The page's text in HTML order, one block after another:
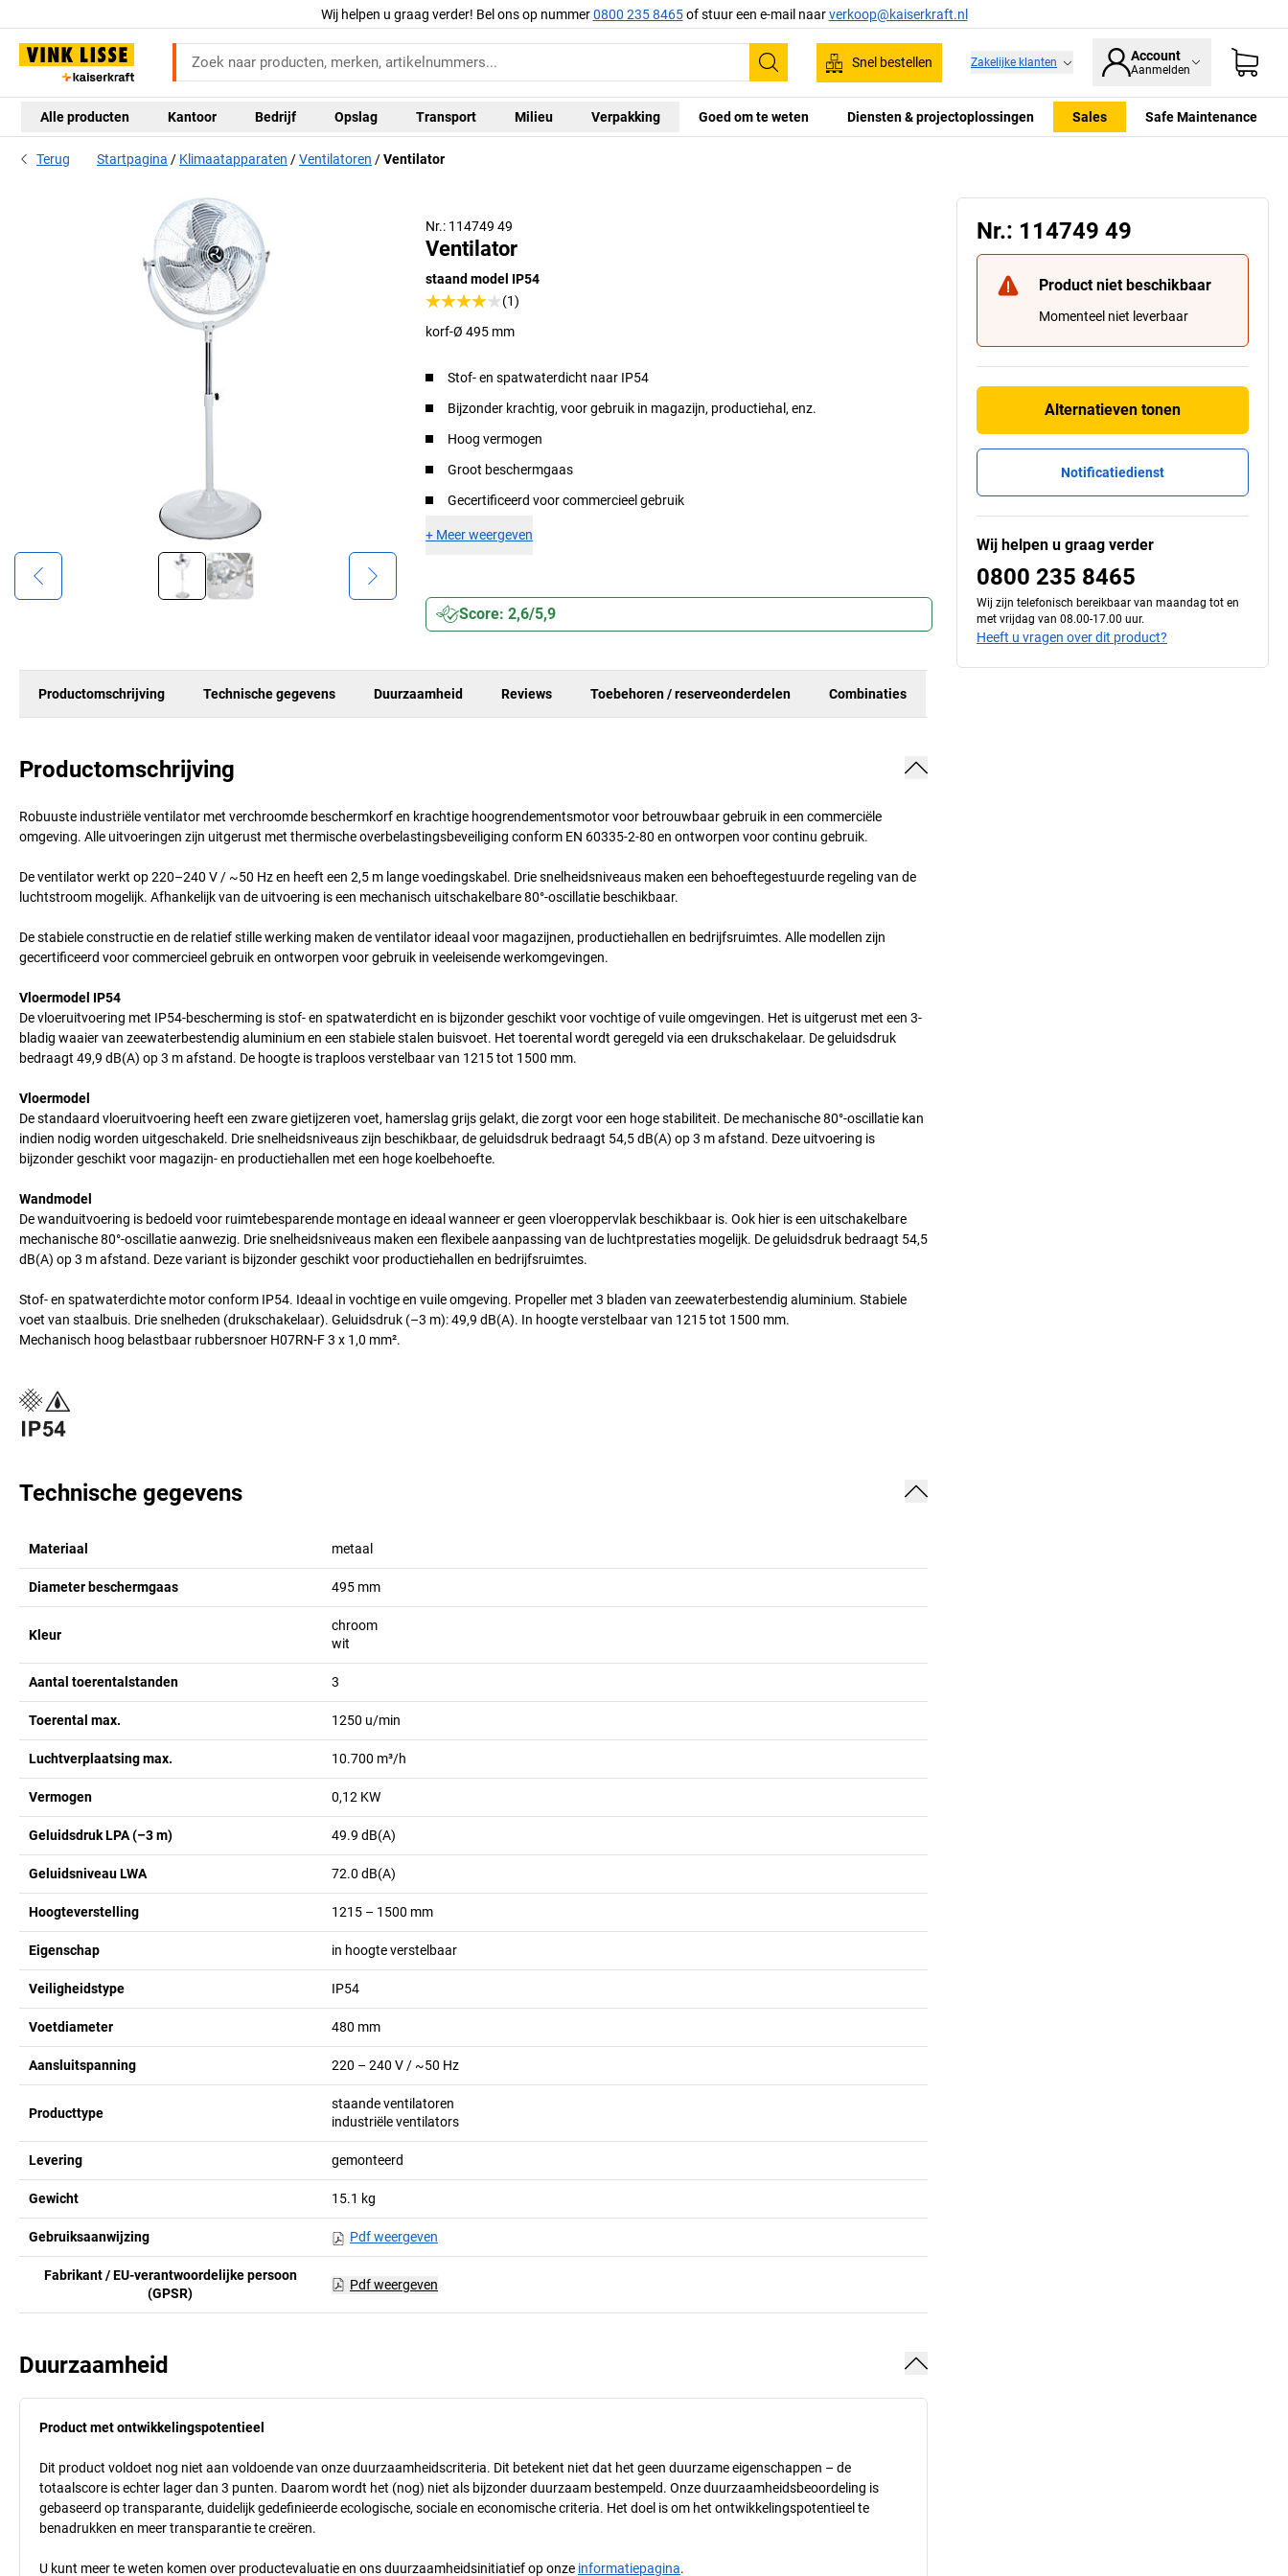
Wij helpen u graag verder! Bel ons op nummer0800 235 8465of stuur een e-mail naarverkoop@kaiserkraft.nl
Zoeken
Snel bestellen Zakelijke klanten Account
Aanmelden
Alle producten Kantoor Bedrijf Opslag Transport Milieu Verpakking Goed om te weten Diensten & projectoplossingen Sales Safe Maintenance
Terug Startpagina Klimaatapparaten Ventilatoren Ventilator
Nr.: 114749 49
Ventilator
staand model IP54
(1)
korf-Ø 495 mm
Stof- en spatwaterdicht naar IP54
Bijzonder krachtig, voor gebruik in magazijn, productiehal, enz.
Hoog vermogen
Groot beschermgaas
Gecertificeerd voor commercieel gebruik
+ Meer weergeven
Score: 2,6/5,9
Productomschrijving Technische gegevens Duurzaamheid Reviews Toebehoren / reserveonderdelen Combinaties
Productomschrijving
Robuuste industriële ventilator met verchroomde beschermkorf en krachtige hoogrendementsmotor voor betrouwbaar gebruik in een commerciële
omgeving. Alle uitvoeringen zijn uitgerust met thermische overbelastingsbeveiliging conform EN 60335-2-80 en ontworpen voor continu gebruik.
De ventilator werkt op 220–240 V / ~50 Hz en heeft een 2,5 m lange voedingskabel. Drie snelheidsniveaus maken een behoeftegestuurde regeling van de
luchtstroom mogelijk. Afhankelijk van de uitvoering is een mechanisch uitschakelbare 80°-oscillatie beschikbaar.
De stabiele constructie en de relatief stille werking maken de ventilator ideaal voor magazijnen, productiehallen en bedrijfsruimtes. Alle modellen zijn
gecertificeerd voor commercieel gebruik en ontworpen voor gebruik in veeleisende werkomgevingen.
Vloermodel IP54
De vloeruitvoering met IP54-bescherming is stof- en spatwaterdicht en is bijzonder geschikt voor vochtige of vuile omgevingen. Het is uitgerust met een 3-
bladig waaier van zeewaterbestendig aluminium en een stabiele stalen buisvoet. Het toerental wordt geregeld via een drukschakelaar. De geluidsdruk
bedraagt 49,9 dB(A) op 3 m afstand. De hoogte is traploos verstelbaar van 1215 tot 1500 mm.
Vloermodel
De standaard vloeruitvoering heeft een zware gietijzeren voet, hamerslag grijs gelakt, die zorgt voor een hoge stabiliteit. De mechanische 80°-oscillatie kan
indien nodig worden uitgeschakeld. Drie snelheidsniveaus zijn beschikbaar, de geluidsdruk bedraagt 54,5 dB(A) op 3 m afstand. Deze uitvoering is
bijzonder geschikt voor magazijn- en productiehallen met een hoge koelbehoefte.
Wandmodel
De wanduitvoering is bedoeld voor ruimtebesparende montage en ideaal wanneer er geen vloeroppervlak beschikbaar is. Ook hier is een uitschakelbare
mechanische 80°-oscillatie aanwezig. Drie snelheidsniveaus maken een flexibele aanpassing van de luchtprestaties mogelijk. De geluidsdruk bedraagt 54,5
dB(A) op 3 m afstand. Deze variant is bijzonder geschikt voor productiehallen en bedrijfsruimtes.
Stof- en spatwaterdichte motor conform IP54. Ideaal in vochtige en vuile omgeving. Propeller met 3 bladen van zeewaterbestendig aluminium. Stabiele
voet van staalbuis. Drie snelheden (drukschakelaar). Geluidsdruk (–3 m): 49,9 dB(A). In hoogte verstelbaar van 1215 tot 1500 mm.
Mechanisch hoog belastbaar rubbersnoer H07RN-F 3 x 1,0 mm².
Technische gegevens
Materiaal metaal
Diameter beschermgaas 495 mm
Kleur
chroom
wit
Aantal toerentalstanden 3
Toerental max. 1250 u/min
Luchtverplaatsing max. 10.700 m³/h
Vermogen 0,12 KW
Geluidsdruk LPA (–3 m) 49.9 dB(A)
Geluidsniveau LWA 72.0 dB(A)
Hoogteverstelling 1215 – 1500 mm
Eigenschap in hoogte verstelbaar
Veiligheidstype IP54
Voetdiameter 480 mm
Aansluitspanning 220 – 240 V / ~50 Hz
Producttype
staande ventilatoren
industriële ventilators
Levering gemonteerd
Gewicht 15.1 kg
Gebruiksaanwijzing Pdf weergeven
Fabrikant / EU-verantwoordelijke persoon
(GPSR)
Pdf weergeven
Duurzaamheid
Product met ontwikkelingspotentieel
Dit product voldoet nog niet aan voldoende van onze duurzaamheidscriteria. Dit betekent niet dat het geen duurzame eigenschappen – de
totaalscore is echter lager dan 3 punten. Daarom wordt het (nog) niet als bijzonder duurzaam bestempeld. Onze duurzaamheidsbeoordeling is
gebaseerd op transparante, duidelijk gedefinieerde ecologische, sociale en economische criteria. Het doel is om het ontwikkelingspotentieel te
benadrukken en meer transparantie te creëren.
U kunt meer te weten komen over productevaluatie en ons duurzaamheidsinitiatief op onze informatiepagina.
Nr.: 114749 49
Product niet beschikbaar
Momenteel niet leverbaar
Alternatieven tonen
Notificatiedienst
Wij helpen u graag verder
0800 235 8465
Wij zijn telefonisch bereikbaar van maandag tot en
met vrijdag van 08.00-17.00 uur.
Heeft u vragen over dit product?